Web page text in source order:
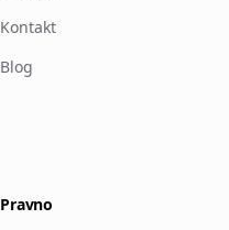
Kontakt
Blog
Pravno